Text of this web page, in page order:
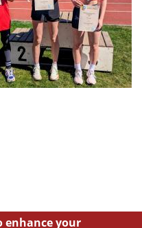
enhance your